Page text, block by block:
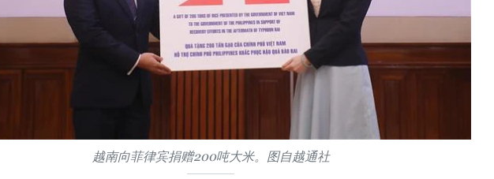
越南向菲律宾捐赠200吨大米。图自越通社